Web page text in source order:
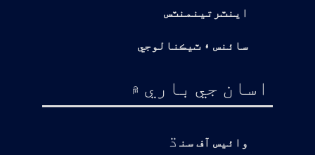
اينٽرتينمنٽس
سائنس ۽ ٽيڪنالوجي
اسان جي باري ۾
وائيس آف سن ڌ